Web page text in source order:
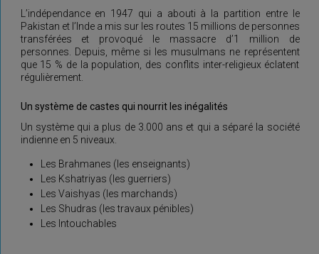
L’indépendance en 1947 qui a abouti à la partition entre le
Pakistan et l’Inde a mis sur les routes 15 millions de personnes
transférées et provoqué le massacre d’1 million de
personnes. Depuis, même si les musulmans ne représentent
que 15 % de la population, des conflits inter-religieux éclatent
régulièrement.
Un système de castes qui nourrit les inégalités
Un système qui a plus de 3.000 ans et qui a séparé la société
indienne en 5 niveaux.
Les Brahmanes (les enseignants)
Les Kshatriyas (les guerriers)
Les Vaishyas (les marchands)
Les Shudras (les travaux pénibles)
Les Intouchables